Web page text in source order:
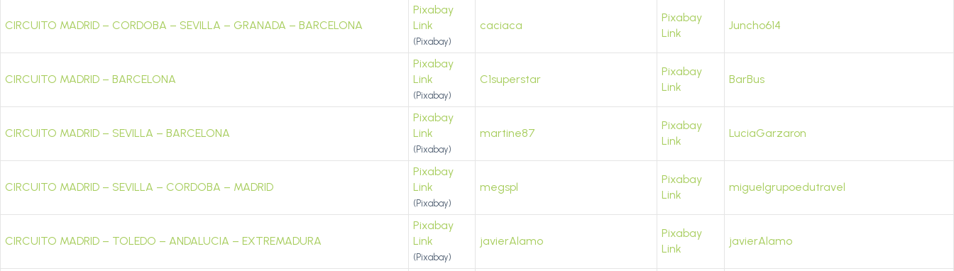
CIRCUITO MADRID – CORDOBA – SEVILLA – GRANADA – BARCELONA
Pixabay
Link
(Pixabay)
caciaca
Pixabay
Link
Juncho614
CIRCUITO MADRID – BARCELONA
Pixabay
Link
(Pixabay)
C1superstar
Pixabay
Link
BarBus
CIRCUITO MADRID – SEVILLA – BARCELONA
Pixabay
Link
(Pixabay)
martine87
Pixabay
Link
LuciaGarzaron
CIRCUITO MADRID – SEVILLA – CORDOBA – MADRID
Pixabay
Link
(Pixabay)
megspl
Pixabay
Link
miguelgrupoedutravel
CIRCUITO MADRID – TOLEDO – ANDALUCIA – EXTREMADURA
Pixabay
Link
(Pixabay)
javierAlamo
Pixabay
Link
javierAlamo